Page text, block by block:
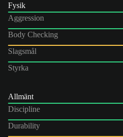
Fysik
Aggression
Body Checking
Slagsmål
Styrka
Allmänt
Discipline
Durability